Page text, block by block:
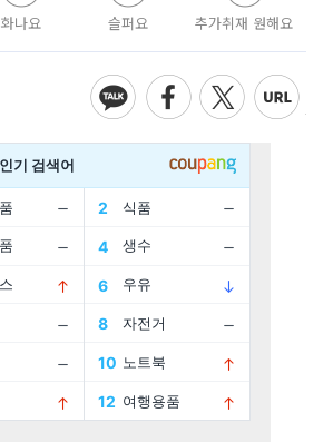
화나요 슬퍼요 추가취재 원해요